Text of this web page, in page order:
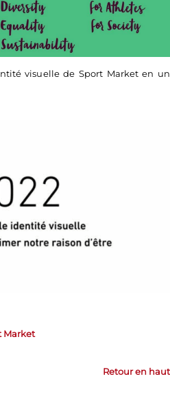
visuelle de Sport Market en un
Market
Retour en haut